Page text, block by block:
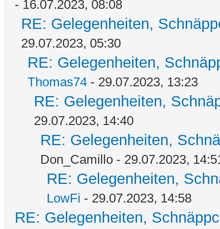
- 16.07.2023, 08:08
RE: Gelegenheiten,
29.07.2023, 05:30
RE: Gelegenheiten,
Thomas74 - 29.07.2023, 13:23
RE: Gelegenheiten,
29.07.2023, 14:40
RE: Gelegenheiten,
Don_Camillo - 29.07.2023,
RE: Gelegenheiten,
LowFi - 29.07.2023, 14:58
RE: Gelegenheiten,